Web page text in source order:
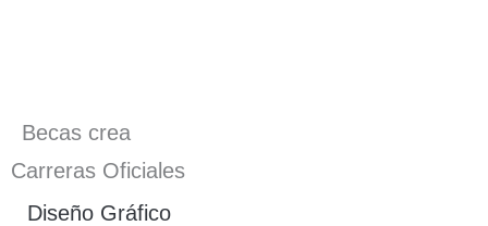
Becas crea
Carreras Oficiales
Diseño Gráfico